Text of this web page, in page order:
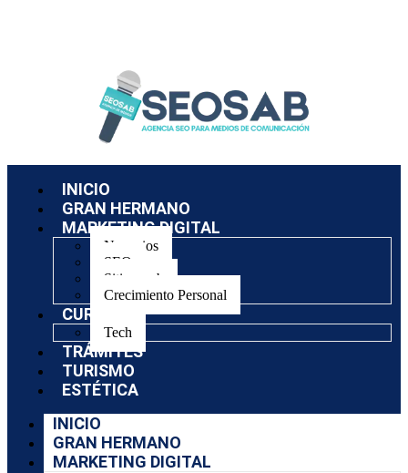
INICIO
GRAN HERMANO
MARKETING DIGITAL
Negocios
SEO
Sitios web
Crecimiento Personal
CURSOS
Tech
TRÁMITES
TURISMO
ESTÉTICA
INICIO
GRAN HERMANO
MARKETING DIGITAL